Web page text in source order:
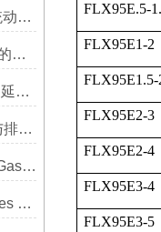
Blacoh脉冲阻尼器对机械系统动态特性的影响分析
LoveJoy万向节在汽车工业中的重要性
Carver压力机的预防性维护：延长使用寿命的技巧
Tyler筛网振动筛的故障诊断与排除方法总结
频繁泄漏？可能是Tri-Clamp Gasket垫圈安装的这5个误区导致的
ASME B16.5 Pressure Classes of Flanges压力等级
FLX95E.5-
FLX95E1-2
FLX95E1.5-
FLX95E2-3
FLX95E2-4
FLX95E3-4
FLX95E3-5